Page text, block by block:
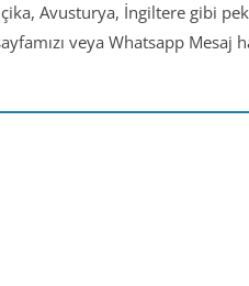
Avusturya, İngiltere gibi
veya Whatsapp Mesaj